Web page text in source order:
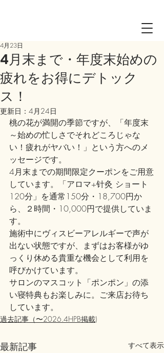
4月末まで・年度末始めの
疲れをお得にデトック
ス！
4月23日
更新日： 4月24日
桃の花が満開の季節ですが、「年度末
～始めの忙しさでそれどころじゃな
い！疲れがヤバい！」という方へのメ
ッセージです。
4月末までの期間限定クーポンをご用意
しています。「アロマ+针灸 ショート
120分」を通常150分・18,700円か
ら、２時間・10,000円で提供していま
す。
施術中にヴィスビーアレルギーで声が
出ない状態ですが、まずはお客様がゆ
っくり休める貴重な機会として利用を
呼びかけています。
サロンのマスコット「ポンポン」の添
い寝特典もお楽しみに。ご来店お待ち
しています。
過去記事（〜2026.4HPB掲載)
最新記事 すべて表示